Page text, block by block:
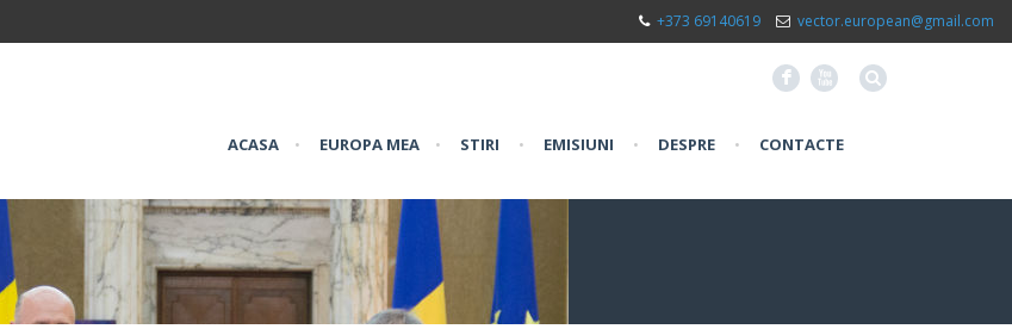
+373 69140619 vector.european@gmail.com
F X
ACASA • EUROPA MEA • STIRI • EMISIUNI • DESPRE • CONTACTE